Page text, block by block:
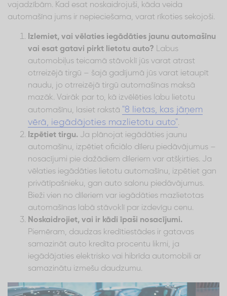
vajadzībām. Kad esat noskaidrojuši, kāda veida
automašīna jums ir nepieciešama, varat rīkoties sekojoši.
Izlemiet, vai vēlaties iegādāties jaunu automašīnu
vai esat gatavi pirkt lietotu auto? Labus
automobiļus teicamā stāvoklī jūs varat atrast
otrreizējā tirgū – šajā gadījumā jūs varat ietaupīt
naudu, jo otrreizējā tirgū automašīnas maksā
mazāk. Vairāk par to, kā izvēlēties labu lietotu
automašīnu, lasiet rakstā "8 lietas, kas jāņem
vērā, iegādājoties mazlietotu auto".
Izpētiet tirgu. Ja plānojat iegādāties jaunu
automašīnu, izpētiet oficiālo dīleru piedāvājumus –
nosacījumi pie dažādiem dīleriem var atšķirties. Ja
vēlaties iegādāties lietotu automašīnu, izpētiet gan
privātīpašnieku, gan auto salonu piedāvājumus.
Bieži vien no dīleriem var iegādāties mazlietotas
automašīnas labā stāvoklī par izdevīgu cenu.
Noskaidrojiet, vai ir kādi īpaši nosacījumi.
Piemēram, daudzas kredītiestādes ir gatavas
samazināt auto kredīta procentu likmi, ja
iegādājaties elektrisko vai hibrīda automobili ar
samazinātu izmešu daudzumu.